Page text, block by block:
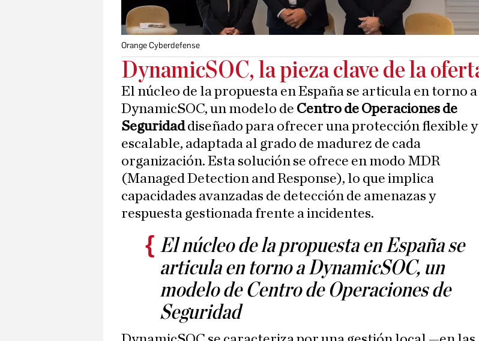
Orange Cyberdefense
DynamicSOC, la pieza clave de la
El núcleo de la propuesta en España se articula en torno a
DynamicSOC, un modelo de Centro de Operaciones de
Seguridaddiseñado para ofrecer una protección flexible y
escalable, adaptada al grado de madurez de cada
organización. Esta solución se ofrece en modo MDR
(Managed Detection and Response), lo que implica
capacidades avanzadas de detección de amenazas y
respuesta gestionada frente a incidentes.
El núcleo de la propuesta en España se
articula en torno a DynamicSOC, un
modelo de Centro de Operaciones de
Seguridad